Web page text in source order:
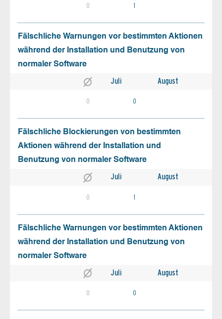
0 1
Fälschliche Warnungen vor bestimmten Aktionen
während der Installation und Benutzung von
normaler Software
Juli August
0 0
Fälschliche Blockierungen von bestimmten
Aktionen während der Installation und
Benutzung von normaler Software
Juli August
0 1
Fälschliche Warnungen vor bestimmten Aktionen
während der Installation und Benutzung von
normaler Software
Juli August
0 0